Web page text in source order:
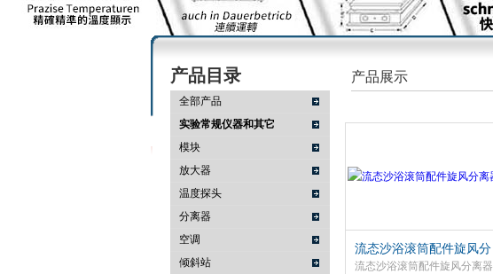
武汉提沃克科技有限公司
产品目录
全部产品
实验常规仪器和其它
模块
放大器
温度探头
分离器
空调
倾斜站
产品展示
流态沙浴滚筒配件旋风分
离器
流态沙浴滚筒配件旋风分离器